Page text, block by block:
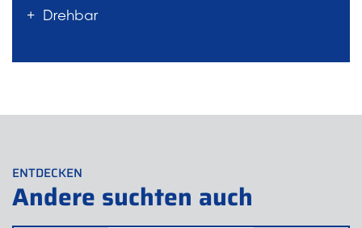
Drehbar
ENTDECKEN
Andere suchten auch